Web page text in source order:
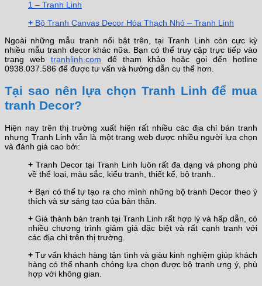
1 – Tranh Linh
+ Bộ Tranh Canvas Decor Hóa Thạch Nhỏ – Tranh Linh
Ngoài những mẫu tranh nổi bật trên, tại Tranh Linh còn cực kỳ
nhiều mẫu tranh decor khác nữa. Bạn có thể truy cập trực tiếp vào
trang webtranhlinh.com để tham khảo hoặc gọi đến hotline
0938.037.586 để được tư vấn và hướng dẫn cụ thể hơn.
Tại sao nên lựa chọn Tranh Linh để mua
tranh Decor?
Hiện nay trên thị trường xuất hiện rất nhiều các địa chỉ bán tranh
nhưng Tranh Linh vẫn là một trang web được nhiều người lựa chọn
và đánh giá cao bởi:
+ Tranh Decor tại Tranh Linh luôn rất đa dạng và phong phú
về thể loại, màu sắc, kiểu tranh, thiết kế, bộ tranh..
+ Bạn có thể tự tạo ra cho mình những bộ tranh Decor theo ý
thích và sự sáng tạo của bản thân.
+ Giá thành bán tranh tại Tranh Linh rất hợp lý và hấp dẫn, có
nhiều chương trình giảm giá đặc biệt và rất cạnh tranh với
các địa chỉ trên thị trường.
+ Tư vấn khách hàng tận tình và giàu kinh nghiệm giúp khách
hàng có thể nhanh chóng lựa chọn được bộ tranh ưng ý, phù
hợp với không gian.